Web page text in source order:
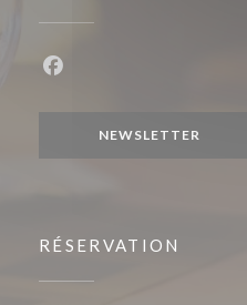
NEWSLETTER
RÉSERVATION